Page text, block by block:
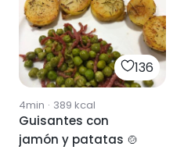
136
4min · 389 kcal
Guisantes con
jamón y patatas 🍲